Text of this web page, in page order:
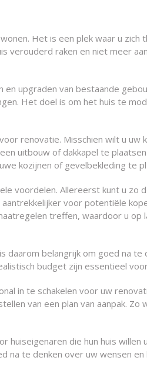
Het is een plek waar u
verouderd raken en niet meer
upgraden van bestaande
Het doel is om het huis te
renovatie. Misschien wilt u uw
uitbouw of dakkapel te
kozijnen of gevelbekleding te
voordelen. Allereerst kunt u zo
voor potentiële
treffen, waardoor u op
daarom belangrijk om goed na
budget zijn essentieel
in te schakelen voor uw
van een plan van aanpak.
die hun huis willen
na te denken over uw wensen